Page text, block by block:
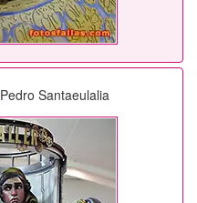
Pedro Santaeulalia